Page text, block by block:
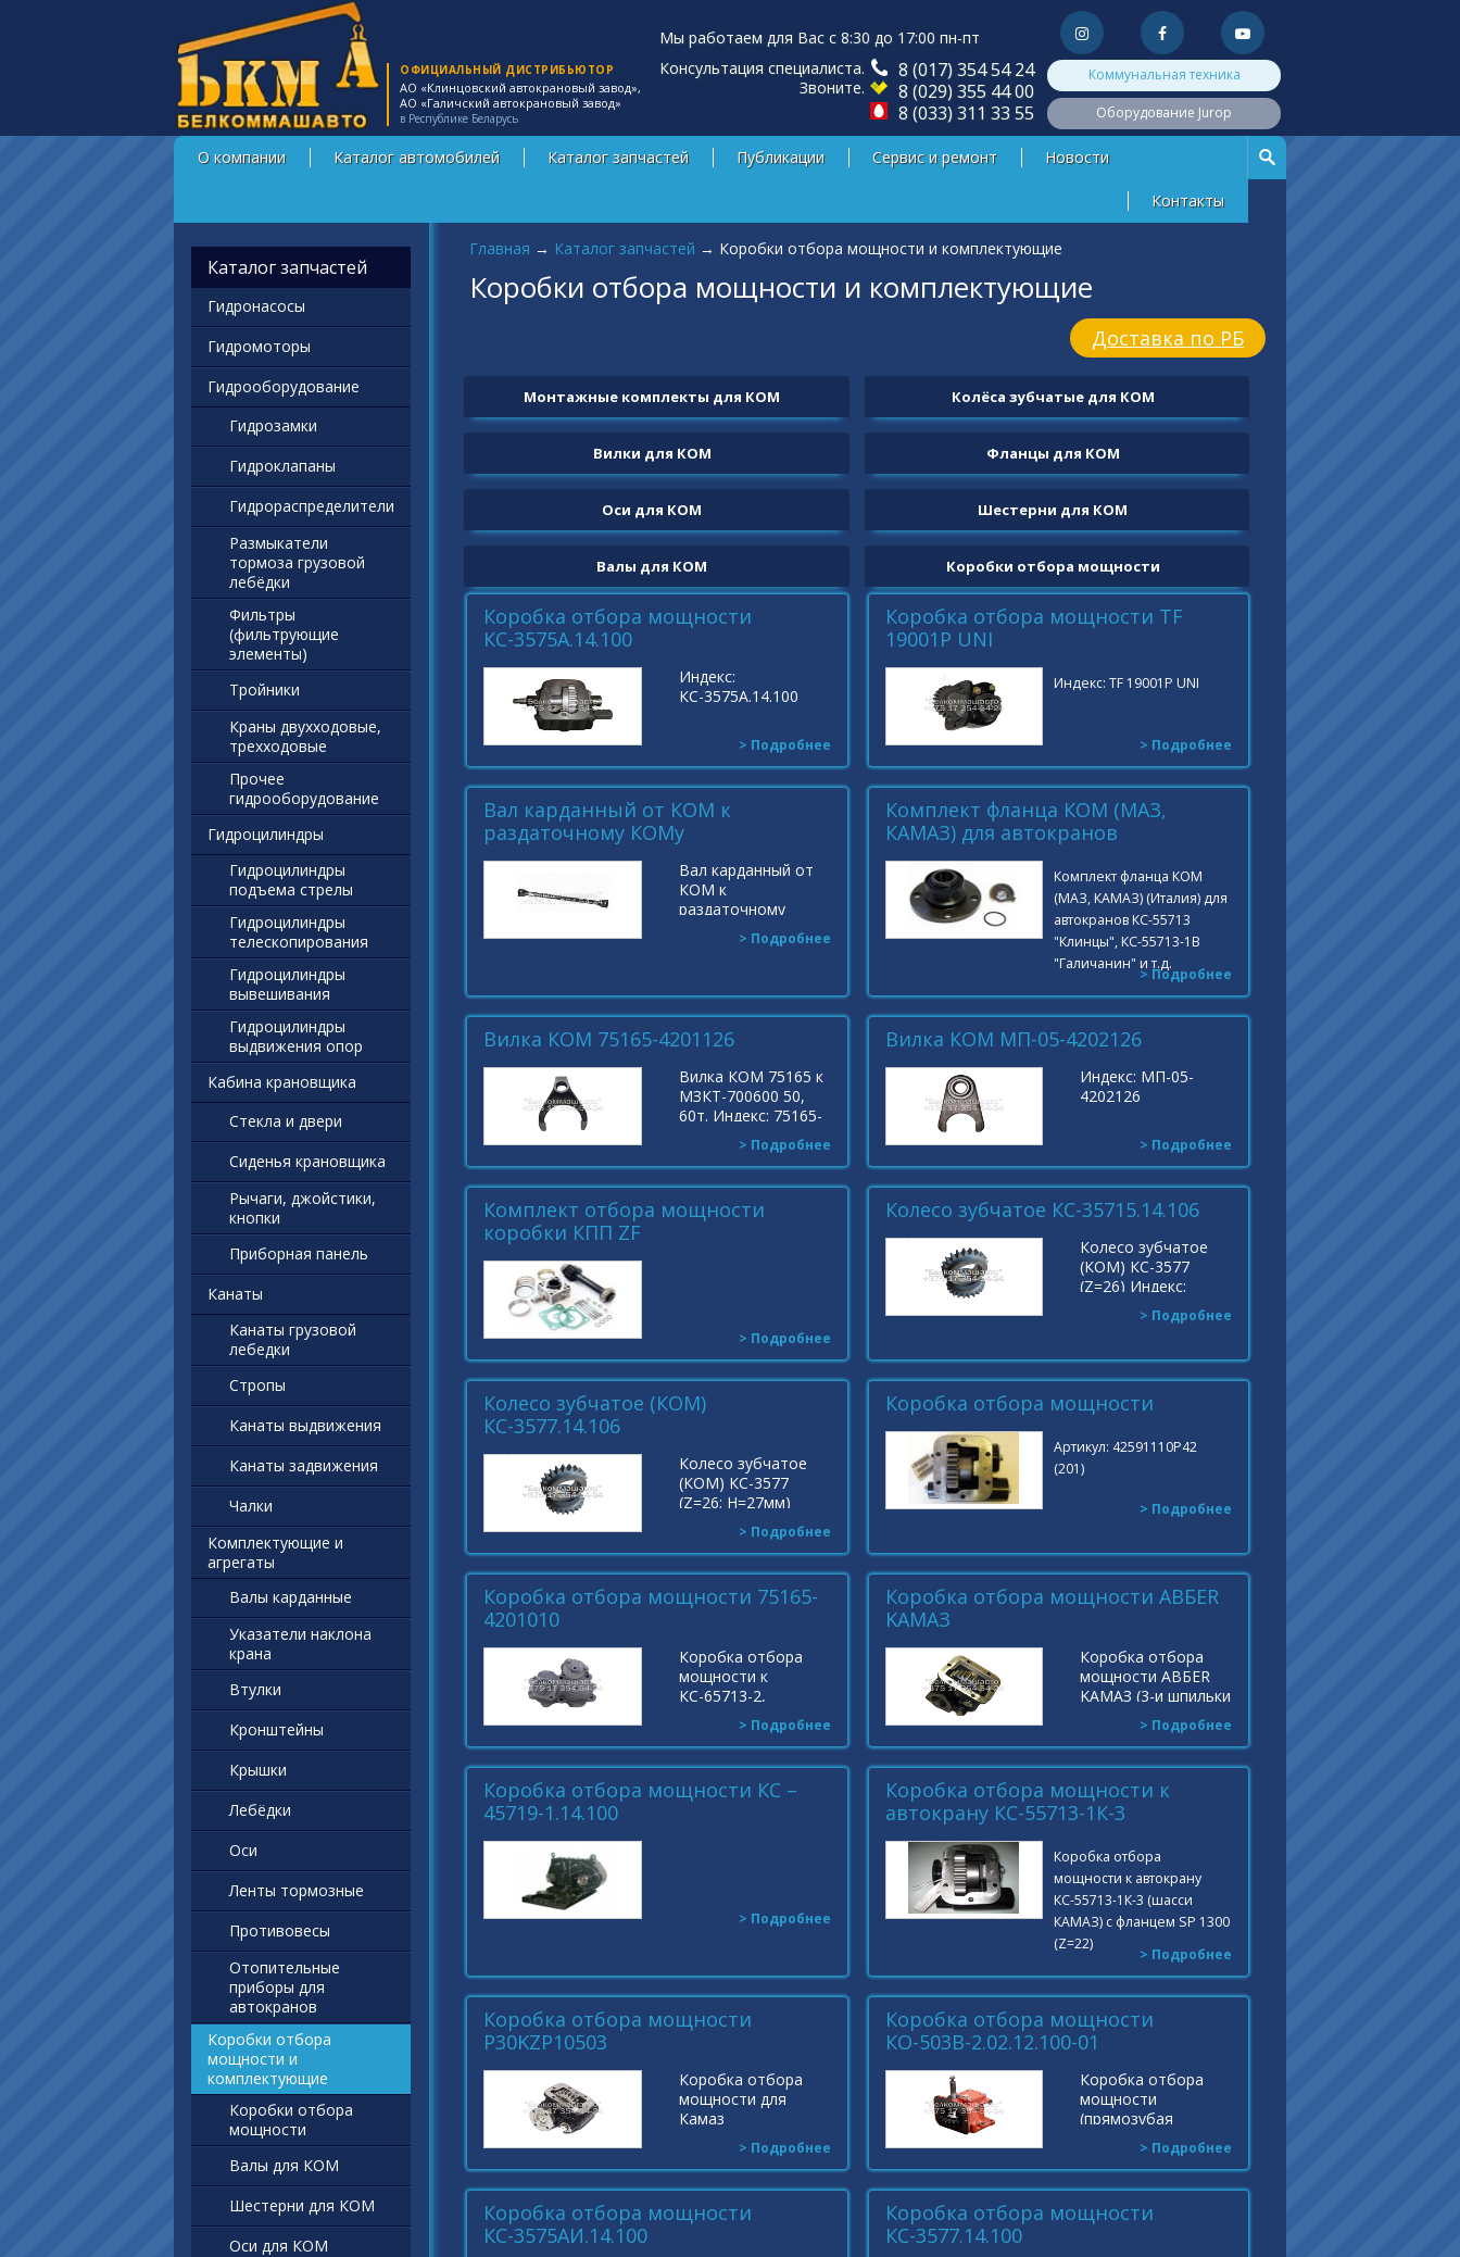
ОФИЦИАЛЬНЫЙ ДИСТРИБЬЮТОР
АО «Клинцовский автокрановый завод»,
АО «Галичский автокрановый завод»
в Республике Беларусь
Мы работаем для Вас с 8:30 до 17:00 пн-пт
Консультация специалиста.
Звоните.
8 (017) 354 54 24
8 (029) 355 44 00
8 (033) 311 33 55
Коммунальная техника
Оборудование Jurop
О компании Каталог автомобилей Каталог запчастей Публикации Сервис и ремонт Новости
Контакты
Главная → Каталог запчастей → Коробки отбора мощности и комплектующие
Коробки отбора мощности и комплектующие
Доставка по РБ
Монтажные комплекты для КОМ Колёса зубчатые для КОМ
Вилки для КОМ Фланцы для КОМ
Оси для КОМ Шестерни для КОМ
Валы для КОМ Коробки отбора мощности
Коробка отбора мощности
КС-3575А.14.100
Индекс:
КС-3575А.14.100
> Подробнее
Коробка отбора мощности ТF
19001Р UNI
Индекс: ТF 19001Р UNI
> Подробнее
Вал карданный от КОМ к
раздаточному КОМу
Вал карданный от
КОМ к
раздаточному
КОМу КС-65721-2
60т. МЗКТ> Подробнее
Комплект фланца КОМ (МАЗ,
КАМАЗ) для автокранов
Комплект фланца КОМ
(МАЗ, КАМАЗ) (Италия) для
автокранов КС-55713
"Клинцы", КС-55713-1В
"Галичанин" и т.д.
> Подробнее
Вилка КОМ 75165-4201126
Вилка КОМ 75165 к
МЗКТ-700600 50,
60т. Индекс: 75165-
> Подробнее
Вилка КОМ МП-05-4202126
Индекс: МП-05-
4202126
> Подробнее
Комплект отбора мощности
коробки КПП ZF
> Подробнее
Колесо зубчатое КС-35715.14.106
Колесо зубчатое
(КОМ) КС-3577
(Z=26) Индекс:
КС-35715.14.106
> Подробнее
Колесо зубчатое (КОМ)
КС-3577.14.106
Колесо зубчатое
(КОМ) КС-3577
(Z=26; Н=27мм)
КС-3577.14.106> Подробнее
Коробка отбора мощности
Артикул: 42591110Р42
(201)
> Подробнее
Коробка отбора мощности 75165-
4201010
Коробка отбора
мощности к
КС-65713-2,
КС65721-2 на шасси
МЗКТ-700600 50,
60т. Индекс: 75165-
4201010
> Подробнее
Коробка отбора мощности ABБЕR
KAMAЗ
Коробка отбора
мощности ABБЕR
KAMAЗ (3-и шпильки
под насос) на
манипулятор
Индекс: ТФ 18001Р
"ABER" UNI
> Подробнее
Коробка отбора мощности КС –
45719-1.14.100
> Подробнее
Коробка отбора мощности к
автокрану КС-55713-1К-3
Коробка отбора
мощности к автокрану
КС-55713-1К-3 (шасси
КАМАЗ) с фланцем SP 1300
(Z=22)
> Подробнее
Коробка отбора мощности
P30KZP10503
Коробка отбора
мощности для
Камаз
(P30KZP10503 с
фланцем SP1300) с
установочным
комплектом КОМ
КАМАЗ 199К859000
> Подробнее
Коробка отбора мощности
КО-503В-2.02.12.100-01
Коробка отбора
мощности
(прямозубая
шестерня 5 ступ.
КПП, с НШ-32)
Индекс:
КО-503В-2.02.12.100-
01
> Подробнее
Коробка отбора мощности
КС-3575АИ.14.100
Коробка отбора мощности
КС-3577.14.100
Каталог запчастей
Гидронасосы
Гидромоторы
Гидрооборудование
Гидрозамки
Гидроклапаны
Гидрораспределители
Размыкатели
тормоза грузовой
лебёдки
Фильтры
(фильтрующие
элементы)
Тройники
Краны двухходовые,
трехходовые
Прочее
гидрооборудование
Гидроцилиндры
Гидроцилиндры
подъема стрелы
Гидроцилиндры
телескопирования
Гидроцилиндры
вывешивания
Гидроцилиндры
выдвижения опор
Кабина крановщика
Стекла и двери
Сиденья крановщика
Рычаги, джойстики,
кнопки
Приборная панель
Канаты
Канаты грузовой
лебедки
Стропы
Канаты выдвижения
Канаты задвижения
Чалки
Комплектующие и
агрегаты
Валы карданные
Указатели наклона
крана
Втулки
Кронштейны
Крышки
Лебёдки
Оси
Ленты тормозные
Противовесы
Отопительные
приборы для
автокранов
Коробки отбора
мощности и
комплектующие
Коробки отбора
мощности
Валы для КОМ
Шестерни для КОМ
Оси для КОМ